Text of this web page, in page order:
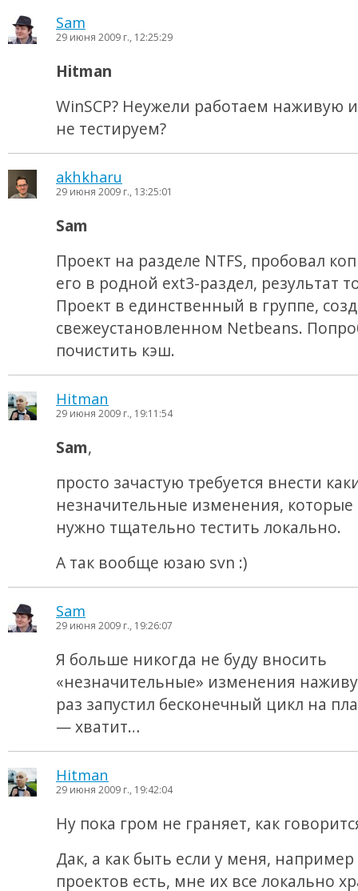
Sam
29 июня 2009 г., 12:25:29
Hitman
WinSCP? Неужели работаем наживую
не тестируем?
akhkharu
29 июня 2009 г., 13:25:01
Sam
Проект на разделе NTFS, пробовал
его в родной ext3-раздел, результат
Проект в единственный в группе,
свежеустановленном Netbeans.
почистить кэш.
Hitman
29 июня 2009 г., 19:11:54
Sam,
просто зачастую требуется внести
незначительные изменения, которые
нужно тщательно тестить локально.
А так вообще юзаю svn :)
Sam
29 июня 2009 г., 19:26:07
Я больше никогда не буду вносить
«незначительные» изменения
раз запустил бесконечный цикл на
— хватит…
Hitman
29 июня 2009 г., 19:42:04
Ну пока гром не граняет, как
Дак, а как быть если у меня, например
проектов есть, мне их все локально